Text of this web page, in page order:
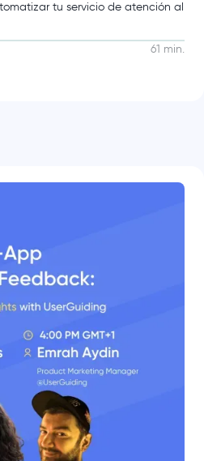
tu servicio de atención al
61 min.